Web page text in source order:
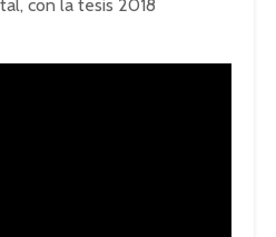
con la tesis 2018